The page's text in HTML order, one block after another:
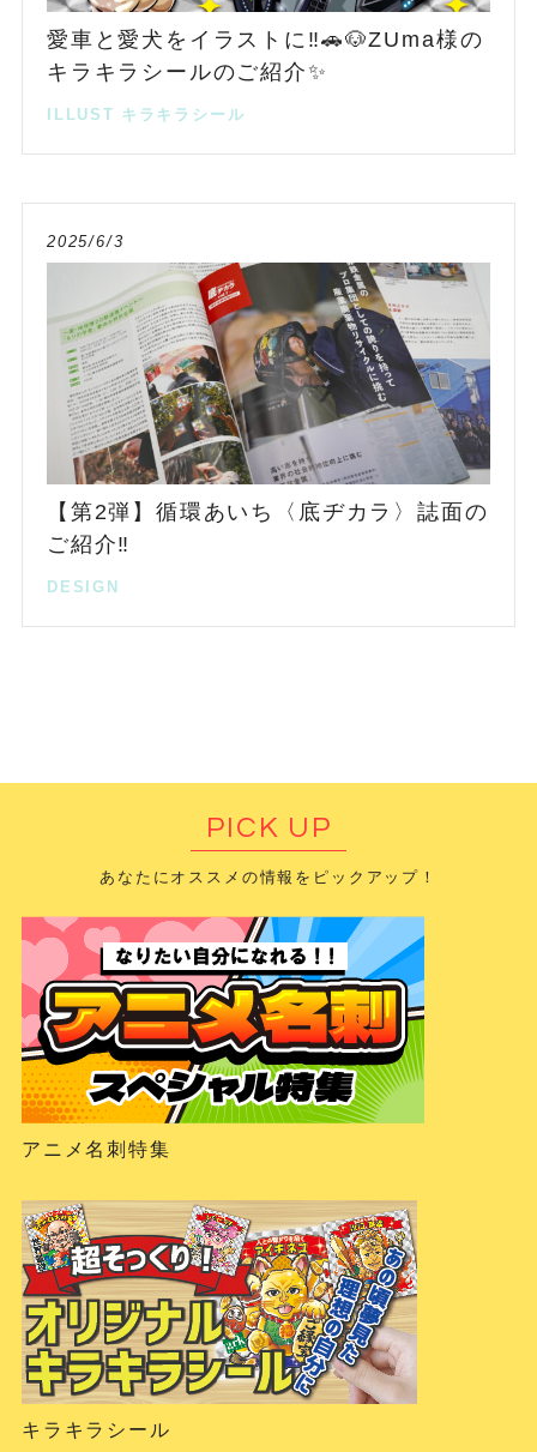
愛車と愛犬をイラストに‼️🚗🐶ZUma様の
キラキラシールのご紹介✨
ILLUST キラキラシール
2025/6/3
【第2弾】循環あいち〈底ヂカラ〉誌面の
ご紹介‼️
DESIGN
PICK UP
あなたにオススメの情報をピックアップ！
アニメ名刺特集
キラキラシール